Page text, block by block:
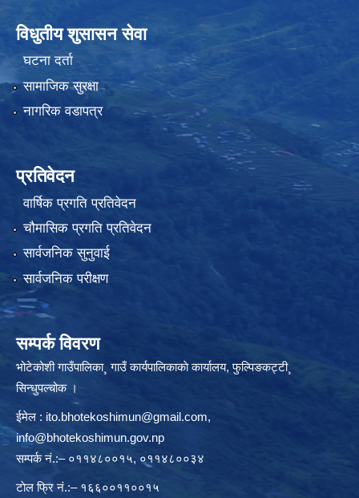
विधुतीय शुसासन सेवा
घटना दर्ता
सामाजिक सुरक्षा
नागरिक वडापत्र
प्रतिवेदन
वार्षिक प्रगति प्रतिवेदन
चौमासिक प्रगति प्रतिवेदन
सार्वजनिक सुनुवाई
सार्वजनिक परीक्षण
सम्पर्क विवरण
भोटेकोशी गाउँपालिका¸ गाउँ कार्यपालिकाकाे कार्यालय, फुल्पिङकट्टी¸
सिन्धुपल्चोक ।
ईमेल : ito.bhotekoshimun@gmail.com,
info@bhotekoshimun.gov.np
सम्पर्क नं.:– ०११४८००१५, ०११४८००३४
टाेल फ्रि नं.:– १६६००११००१५